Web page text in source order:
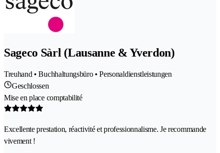
Sageco Sàrl (Lausanne & Yverdon)
Treuhand • Buchhaltungsbüro • Personaldienstleistungen
Geschlossen
Mise en place comptabilité
Excellente prestation, réactivité et professionnalisme. Je recommande
vivement !